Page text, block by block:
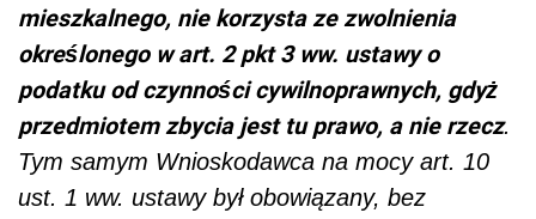
mieszkalnego, nie korzysta ze zwolnienia
określonego w art. 2 pkt 3 ww. ustawy o
podatku od czynności cywilnoprawnych, gdyż
przedmiotem zbycia jest tu prawo, a nie rzecz.
Tym samym Wnioskodawca na mocy art. 10
ust. 1 ww. ustawy był obowiązany, bez